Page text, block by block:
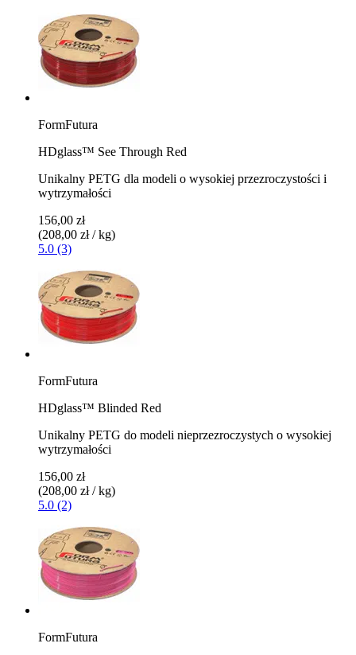
FormFutura
HDglass™ See Through Red
Unikalny PETG dla modeli o wysokiej przezroczystości i
wytrzymałości
156,00 zł
(208,00 zł / kg)
5.0 (3)
FormFutura
HDglass™ Blinded Red
Unikalny PETG do modeli nieprzezroczystych o wysokiej
wytrzymałości
156,00 zł
(208,00 zł / kg)
5.0 (2)
FormFutura